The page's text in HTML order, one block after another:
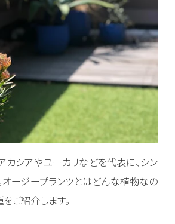
カシアやユーカリなどを代表に、シン
オージープランツとはどんな植物なの
ご紹介します。